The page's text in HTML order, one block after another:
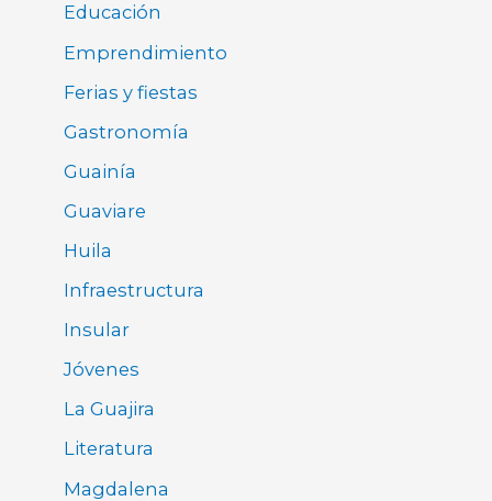
Educación
Emprendimiento
Ferias y fiestas
Gastronomía
Guainía
Guaviare
Huila
Infraestructura
Insular
Jóvenes
La Guajira
Literatura
Magdalena